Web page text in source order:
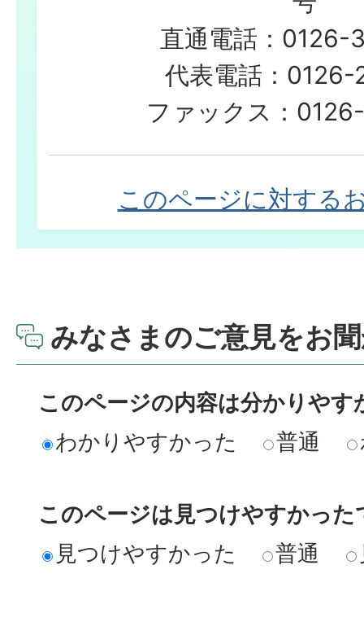
直通電話：0126-
代表電話：0126-
ファックス：
このページに対する
みなさまのご意見をお
このページの内容は分かりやす
わかりやすかった
普通
このページは見つけやすかった
見つけやすかった
普通